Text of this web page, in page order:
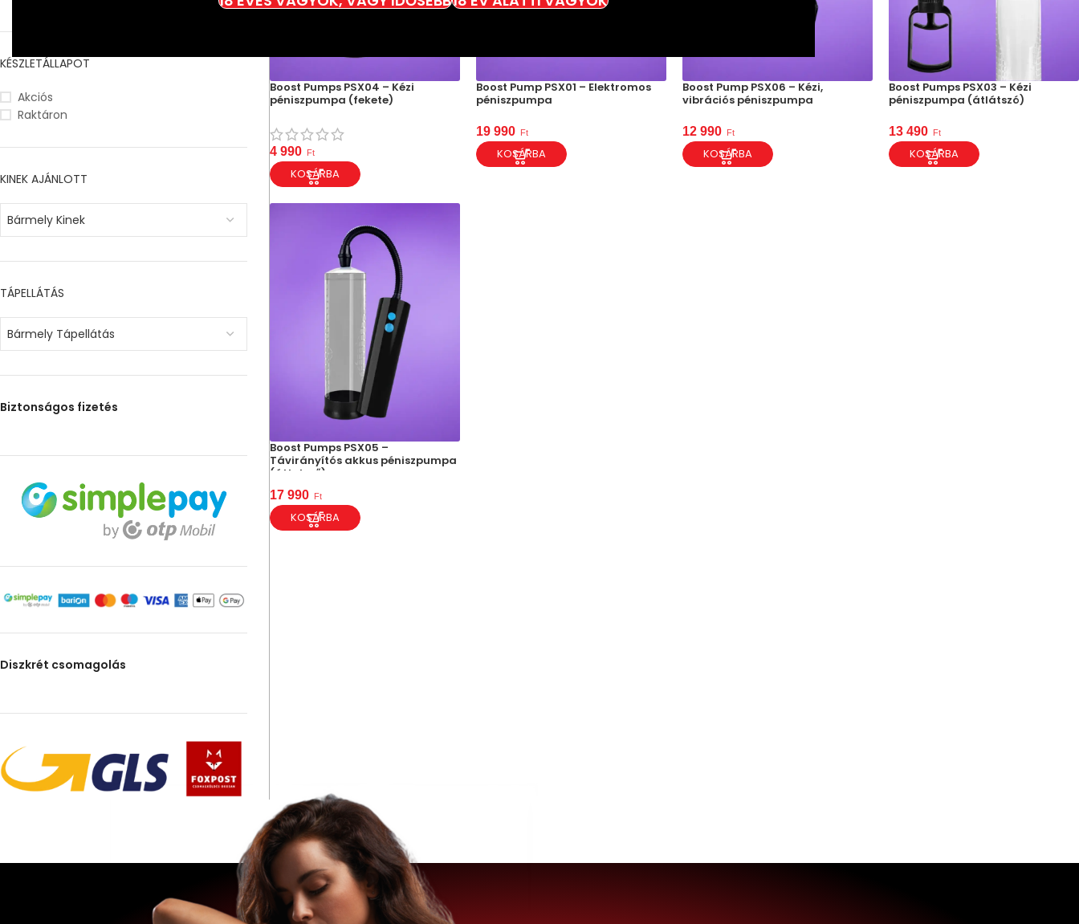
KÉSZLETÁLLAPOT
Akciós
Raktáron
KINEK AJÁNLOTT
Bármely Kinek
TÁPELLÁTÁS
Bármely Tápellátás
Biztonságos fizetés
Diszkrét csomagolás
Boost Pumps PSX04 – Kézi
péniszpumpa (fekete)
4 990 Ft
KOSÁRBA
Boost Pump PSX01 – Elektromos
péniszpumpa
19 990 Ft
KOSÁRBA
Boost Pump PSX06 – Kézi,
vibrációs péniszpumpa
12 990 Ft
KOSÁRBA
Boost Pumps PSX03 – Kézi
péniszpumpa (átlátszó)
13 490 Ft
KOSÁRBA
Boost Pumps PSX05 –
Távirányítós akkus péniszpumpa
(áttetsző)
17 990 Ft
KOSÁRBA